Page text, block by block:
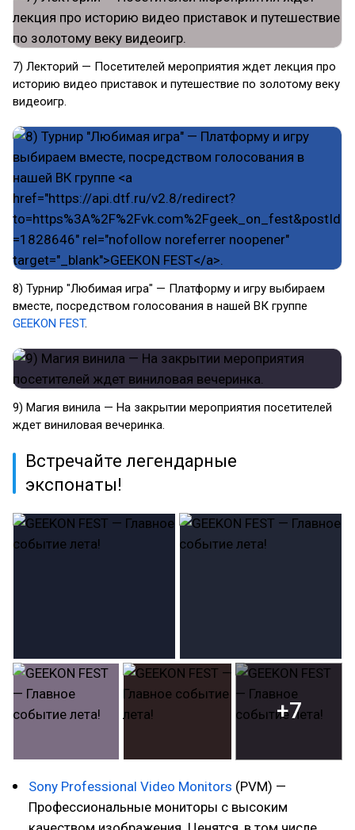
7) Лекторий — Посетителей мероприятия ждет лекция про
историю видео приставок и путешествие по золотому веку
видеоигр.
8) Турнир "Любимая игра" — Платформу и игру выбираем
вместе, посредством голосования в нашей ВК группе
GEEKON FEST.
9) Магия винила — На закрытии мероприятия посетителей
ждет виниловая вечеринка.
Встречайте легендарные
экспонаты!
+7
Sony Professional Video Monitors (PVM) —
Профессиональные мониторы с высоким